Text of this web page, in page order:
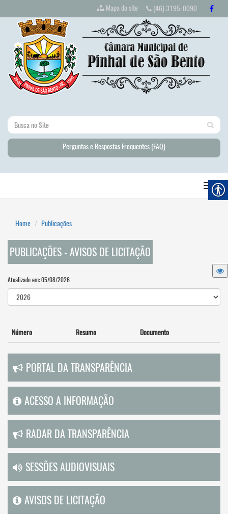
Mapa do site (46) 3195-0090
Perguntas e Respostas Frequentes (FAQ)
Home Publicações
PUBLICAÇÕES - AVISOS DE LICITAÇÃO
Atualizado em: 05/08/2026
Número Resumo Documento
PORTAL DA TRANSPARÊNCIA
ACESSO A INFORMAÇÃO
RADAR DA TRANSPARÊNCIA
SESSÕES AUDIOVISUAIS
AVISOS DE LICITAÇÃO